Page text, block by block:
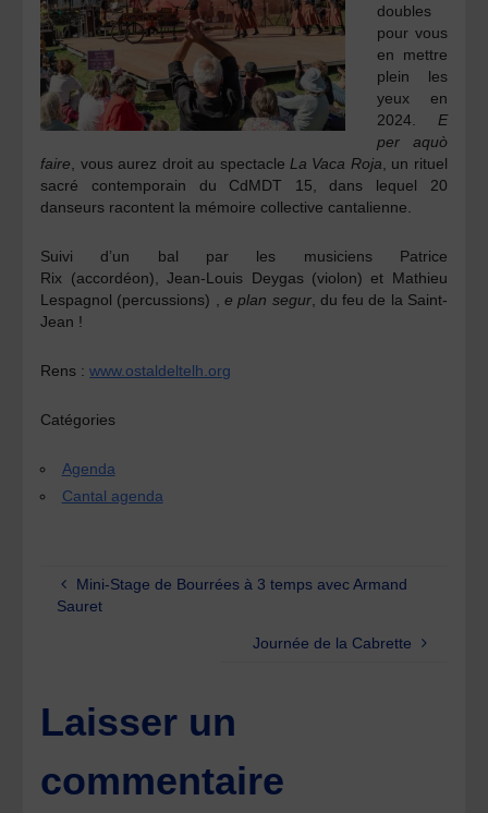
doubles
pour vous
en mettre
plein les
yeux en
2024. E
per aquò
faire , vous aurez droit au spectacle La Vaca Roja , un rituel
sacré contemporain du CdMDT 15 , dans lequel 20
danseurs racontent la mémoire collective cantalienne.
Suivi d’un bal par les musiciens Patrice
Rix (accordéon),Jean-Louis Deygas(violon) et Mathieu
Lespagnol (percussions) , e plan segur, du feu de la Saint-
Jean !
Rens :www.ostaldeltelh.org
Catégories
Agenda
Cantal agenda
Mini-Stage de Bourrées à 3 temps avec Armand
Sauret
Journée de la Cabrette
Laisser un
commentaire